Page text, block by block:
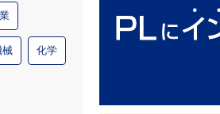
械 化学